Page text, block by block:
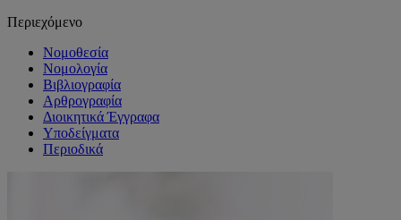
Περιεχόμενο
Νομοθεσία
Νομολογία
Βιβλιογραφία
Αρθρογραφία
Διοικητικά Έγγραφα
Υποδείγματα
Περιοδικά